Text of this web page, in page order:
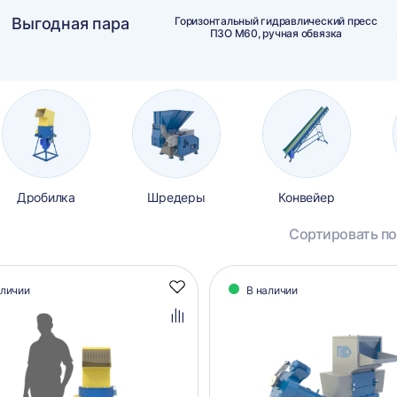
Выгодная пара
Горизонтальный гидравлический пресс
ПЗО М60, ручная обвязка
Дробилка Шредеры Конвейер
Сортировать
Добавить
в
избранное
Добавить
В наличии